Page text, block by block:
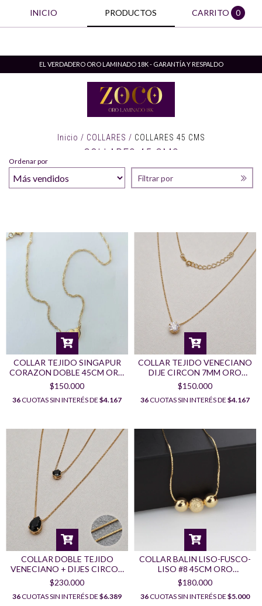
INICIO PRODUCTOS CARRITO 0
EL VERDADERO ORO LAMINADO 18K - GARANTÍA Y RESPALDO
Inicio / COLLARES / COLLARES 45 CMS
COLLARES 45 CMS
Ordenar por
Filtrar por
COLLAR TEJIDO SINGAPUR
CORAZON DOBLE 45CM ORO
LAMINADO 18K
$150.000
36CUOTAS SIN INTERÉS DE $4.167
COLLAR TEJIDO VENECIANO
DIJE CIRCON 7MM ORO
LAMINADO 18K
$150.000
36CUOTAS SIN INTERÉS DE $4.167
COLLAR DOBLE TEJIDO
VENECIANO + DIJES CIRCON
NEGRO ORO LAMINADO 18K
$230.000
36CUOTAS SIN INTERÉS DE $6.389
COLLAR BALIN LISO-FUSCO-
LISO #8 45CM ORO
LAMINADO 18K
$180.000
36CUOTAS SIN INTERÉS DE $5.000